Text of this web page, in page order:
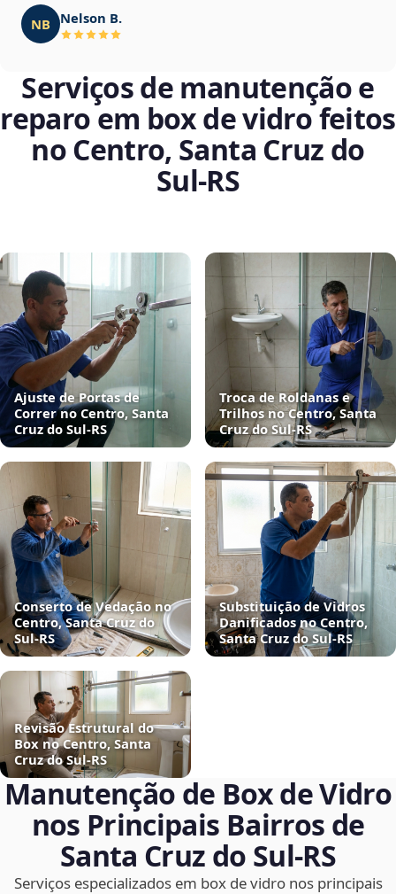
NB Nelson B.
Serviços de manutenção e
reparo em box de vidro feitos
no Centro, Santa Cruz do
Sul‑RS
Ajuste de Portas de
Correr no Centro, Santa
Cruz do Sul‑RS
Troca de Roldanas e
Trilhos no Centro, Santa
Cruz do Sul‑RS
Conserto de Vedação no
Centro, Santa Cruz do
Sul‑RS
Substituição de Vidros
Danificados no Centro,
Santa Cruz do Sul‑RS
Revisão Estrutural do
Box no Centro, Santa
Cruz do Sul‑RS
Manutenção de Box de Vidro
nos Principais Bairros de
Santa Cruz do Sul‑RS
Serviços especializados em box de vidro nos principais